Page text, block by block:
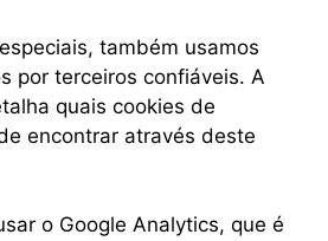
também usamos
por terceiros confiáveis. A
quais cookies de
encontrar através deste
o Google Analytics, que é